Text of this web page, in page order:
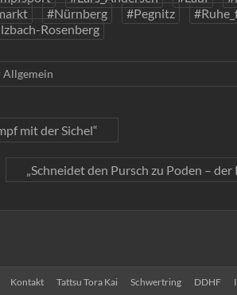
#Nürnberg #Pegnitz
Rosenberg
Allgemein
mit der Sichel“
„Schneidet den Pursch zu Poden –
Kontakt Tattsu Tora Kai Schwertring DDHF